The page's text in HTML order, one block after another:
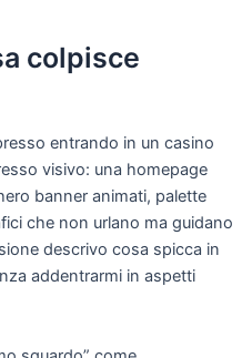
colpisce
entrando in un casino
visivo: una homepage
banner animati, palette
che non urlano ma guidano
descrivo cosa spicca in
addentrarmi in aspetti